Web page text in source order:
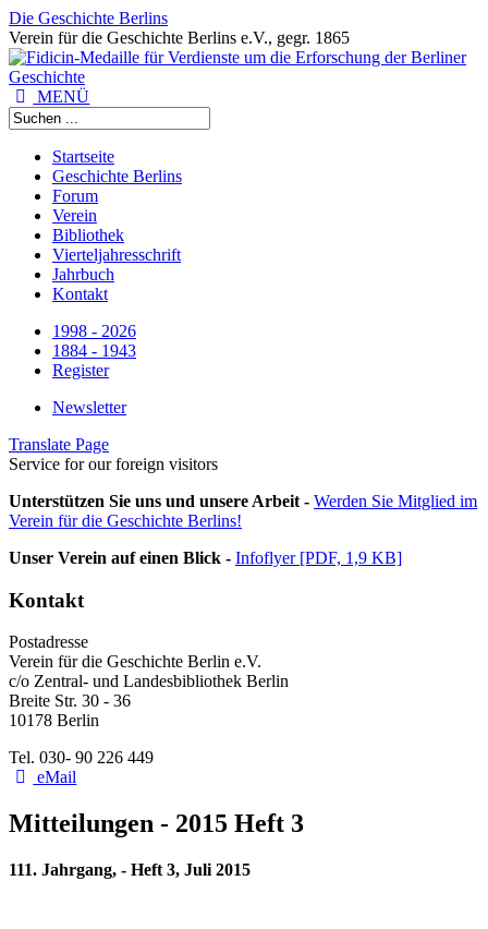
Die Geschichte Berlins
Verein für die Geschichte Berlins e.V., gegr. 1865
MENÜ
Startseite
Geschichte Berlins
Forum
Verein
Bibliothek
Vierteljahresschrift
Jahrbuch
Kontakt
1998 - 2026
1884 - 1943
Register
Newsletter
Translate Page
Service for our foreign visitors
Unterstützen Sie uns und unsere Arbeit - Werden Sie Mitglied im
Verein für die Geschichte Berlins!
Unser Verein auf einen Blick - Infoflyer [PDF, 1,9 KB]
Kontakt
Postadresse
Verein für die Geschichte Berlin e.V.
c/o Zentral- und Landesbibliothek Berlin
Breite Str. 30 - 36
10178 Berlin
Tel. 030- 90 226 449
eMail
Mitteilungen - 2015 Heft 3
111. Jahrgang, - Heft 3, Juli 2015